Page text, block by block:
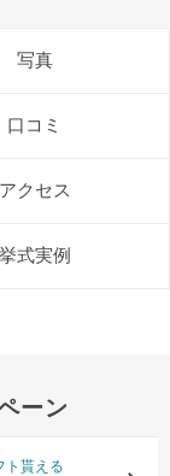
写真
口コミ
アクセス
挙式実例
ーン
ト貰える